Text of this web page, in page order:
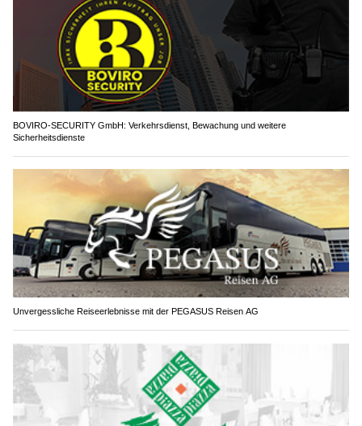
BOVIRO-SECURITY GmbH: Verkehrsdienst, Bewachung und weitere
Sicherheitsdienste
Unvergessliche Reiseerlebnisse mit der PEGASUS Reisen AG